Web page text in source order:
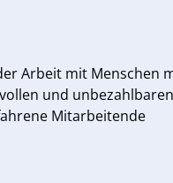
Arbeit mit Menschen
und
Mitarbeitende